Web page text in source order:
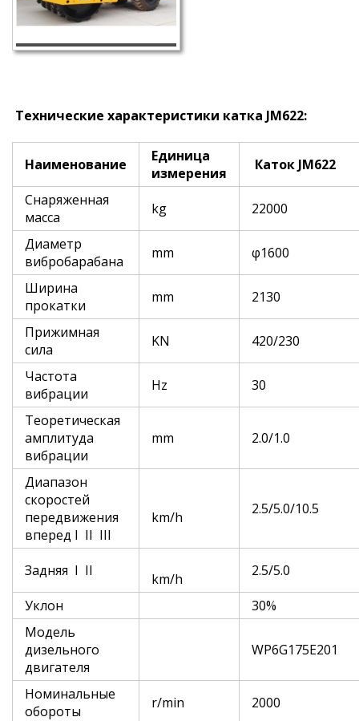
Технические характеристики катка JM622:
Наименование
Единица
измерения
Каток JM622
Снаряженная
масса
kg
22000
Диаметр
вибробарабана
mm
φ1600
Ширина
прокатки
mm
2130
Прижимная
сила
KN
420/230
Частота
вибрации
Hz
30
Теоретическая
амплитуда
вибрации
mm 2.0/1.0
Диапазон
скоростей
передвижения
вперед I II III
km/h 2.5/5.0/10.5
Задняя I II km/h
2.5/5.0
Уклон
30%
Модель
дизельного
двигателя
WP6G175E201
Номинальные
обороты
r/min
2000